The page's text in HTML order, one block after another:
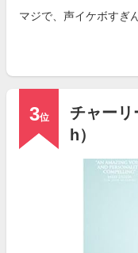
マジで、声イケボすぎ
3位
チャー
h）